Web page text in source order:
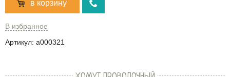
в корзину
В избранное
Артикул: a000321